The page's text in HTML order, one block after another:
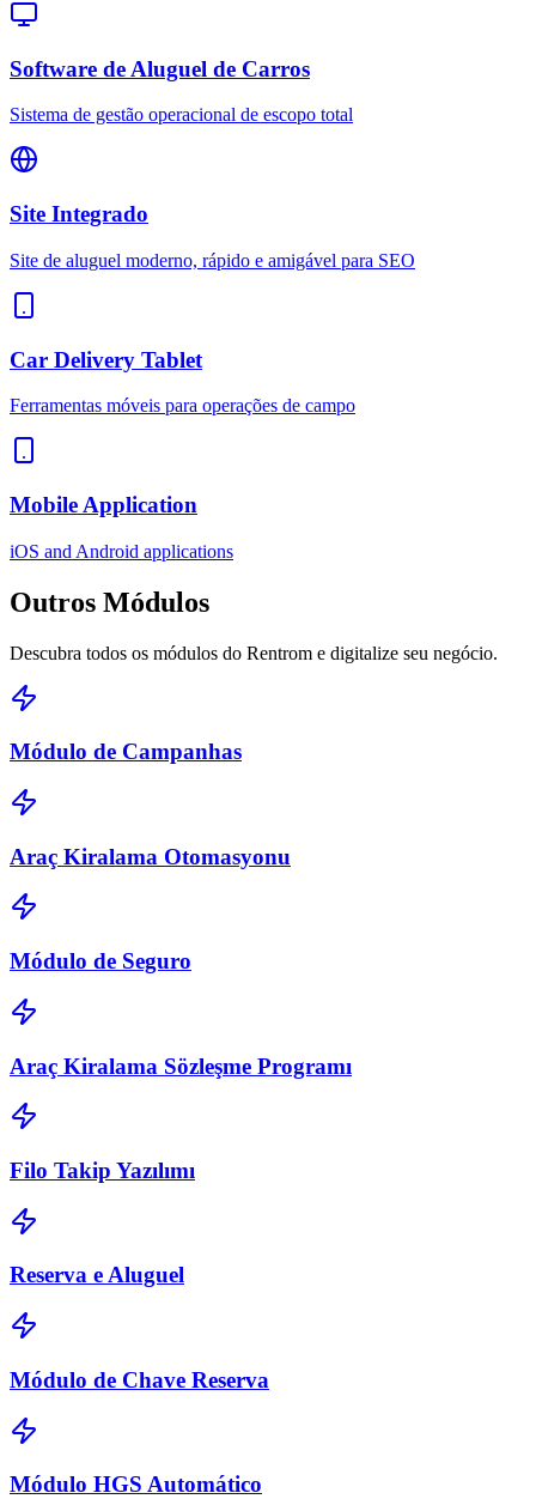
Software de Aluguel de Carros
Sistema de gestão operacional de escopo total
Site Integrado
Site de aluguel moderno, rápido e amigável para SEO
Car Delivery Tablet
Ferramentas móveis para operações de campo
Mobile Application
iOS and Android applications
Outros Módulos
Descubra todos os módulos do Rentrom e digitalize seu negócio.
Módulo de Campanhas
Araç Kiralama Otomasyonu
Módulo de Seguro
Araç Kiralama Sözleşme Programı
Filo Takip Yazılımı
Reserva e Aluguel
Módulo de Chave Reserva
Módulo HGS Automático